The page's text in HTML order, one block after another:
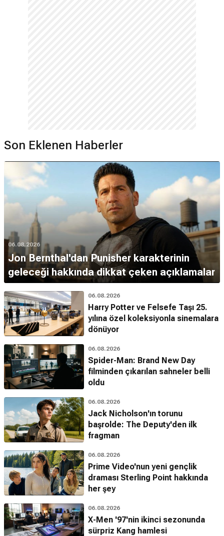
Son Eklenen Haberler
06.08.2026
Jon Bernthal'dan Punisher karakterinin
geleceği hakkında dikkat çeken açıklamalar
06.08.2026
Harry Potter ve Felsefe Taşı 25.
yılına özel koleksiyonla sinemalara
dönüyor
06.08.2026
Spider-Man: Brand New Day
filminden çıkarılan sahneler belli
oldu
06.08.2026
Jack Nicholson'ın torunu
başrolde: The Deputy'den ilk
fragman
06.08.2026
Prime Video'nun yeni gençlik
draması Sterling Point hakkında
her şey
06.08.2026
X-Men '97'nin ikinci sezonunda
sürpriz Kang hamlesi